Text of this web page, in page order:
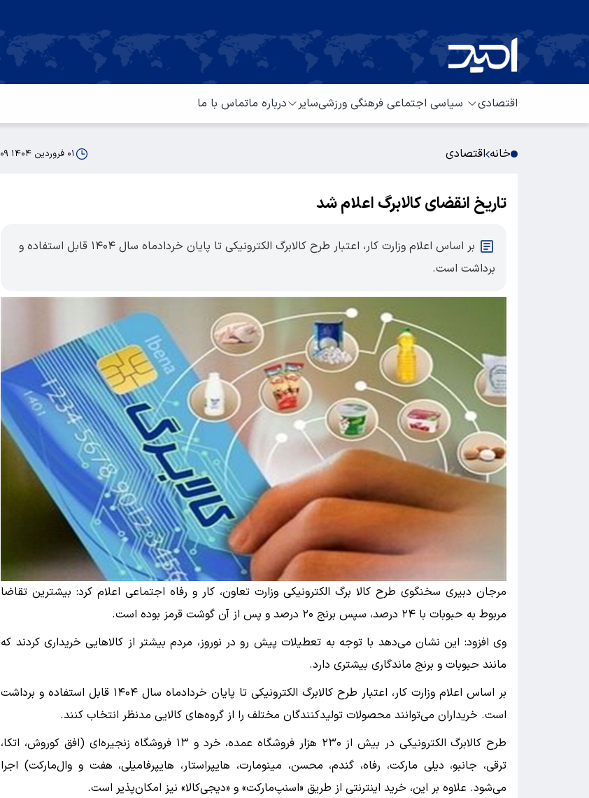
اقتصادی سیاسی اجتماعی فرهنگی ورزشیسایر درباره ماتماس با ما
خانه اقتصادی ۰۱ فروردین ۱۴۰۴ ۱۶:۰۹
تاریخ انقضای کالابرگ اعلام شد
بر اساس اعلام وزارت کار، اعتبار طرح کالابرگ الکترونیکی تا پایان خردادماه سال ۱۴۰۴ قابل استفاده و
برداشت است.
مرجان دبیری سخنگوی طرح کالا برگ الکترونیکی وزارت تعاون، کار و رفاه اجتماعی اعلام کرد: بیشترین تقاضا
مربوط به حبوبات با ۲۴ درصد، سپس برنج ۲۰ درصد و پس از آن گوشت قرمز بوده است.
وی افزود: این نشان می‌دهد با توجه به تعطیلات پیش رو در نوروز، مردم بیشتر از کالا‌هایی خریداری کردند که
مانند حبوبات و برنج ماندگاری بیشتری دارد.
بر اساس اعلام وزارت کار، اعتبار طرح کالابرگ الکترونیکی تا پایان خردادماه سال ۱۴۰۴ قابل استفاده و برداشت
است. خریداران می‌توانند محصولات تولیدکنندگان مختلف را از گروه‌های کالایی مدنظر انتخاب کنند.
طرح کالابرگ الکترونیکی در بیش از ۲۳۰ هزار فروشگاه عمده، خرد و ۱۳ فروشگاه زنجیره‌ای (افق کوروش، اتکا،
ترقی، جانبو، دیلی مارکت، رفاه، گندم، محسن، مینومارت، هایپراستار، هایپر‌فامیلی، هفت و وال‌مارکت) اجرا
می‌شود. علاوه بر این، خرید اینترنتی از طریق «اسنپ‌مارکت» و «دیجی‌کالا» نیز امکان‌پذیر است.